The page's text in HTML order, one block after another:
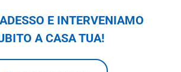
E INTERVENIAMO
A CASA TUA!